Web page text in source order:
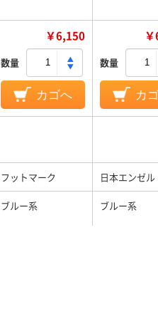
￥6,150
数量
カゴへ
数量
カ
フットマーク 日本エンゼル
ブルー系 ブルー系